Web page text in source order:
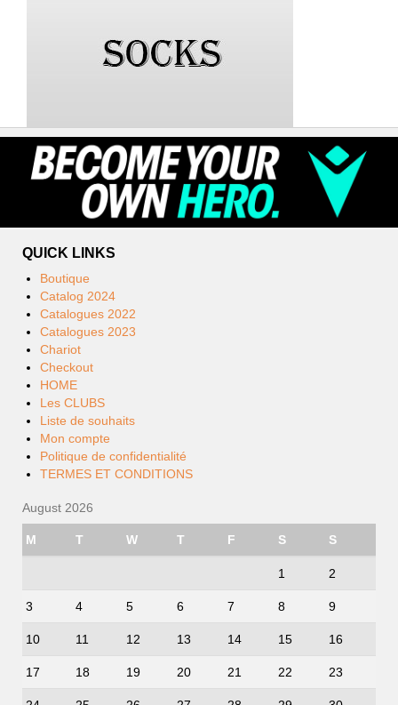
QUICK LINKS
Boutique
Catalog 2024
Catalogues 2022
Catalogues 2023
Chariot
Checkout
HOME
Les CLUBS
Liste de souhaits
Mon compte
Politique de confidentialité
TERMES ET CONDITIONS
August 2026
M T W T F S S
1 2
3 4 5 6 7 8 9
10 11 12 13 14 15 16
17 18 19 20 21 22 23